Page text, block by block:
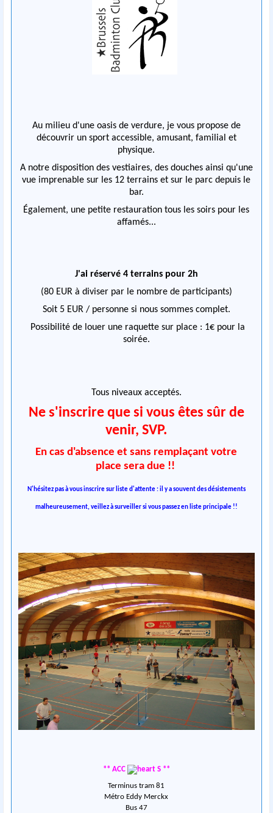
Au milieu d'une oasis de verdure, je vous propose de
découvrir un sport accessible, amusant, familial et
physique.
A notre disposition des vestiaires, des douches ainsi qu'une
vue imprenable sur les 12 terrains et sur le parc depuis le
bar.
Également, une petite restauration tous les soirs pour les
affamés...
J'ai réservé 4 terrains pour 2h
(80 EUR à diviser par le nombre de participants)
Soit 5 EUR / personne si nous sommes complet.
Possibilité de louer une raquette sur place : 1€ pour la
soirée.
Tous niveaux acceptés.
Ne s'inscrire que si vous êtes sûr de
venir, SVP.
En cas d'absence et sans remplaçant votre
place sera due !!
N'hésitez pas à vous inscrire sur liste d'attente : il y a souvent des désistements
malheureusement, veillez à surveiller si vous passez en liste principale !!
** ACC S **
Terminus tram 81
Métro Eddy Merckx
Bus 47